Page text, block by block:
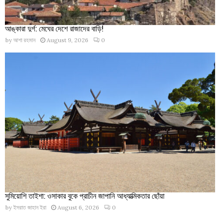
আঙ্কারা দুর্গ: মেঘের দেশে রাজাদের বাড়ি!
by আশা রহমান August 9, 2026 0
সুমিয়োশি তাইশা: ওসাকার বুকে প্রাচীন জাপানি আধ্যাত্মিকতার ছোঁয়া
by ইসরাত জাহান ইরা August 6, 2026 0